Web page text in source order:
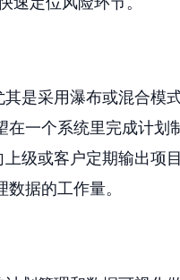
是采用瀑布或混合模
一个系统里完成计划
级或客户定期输出项
据的工作量。